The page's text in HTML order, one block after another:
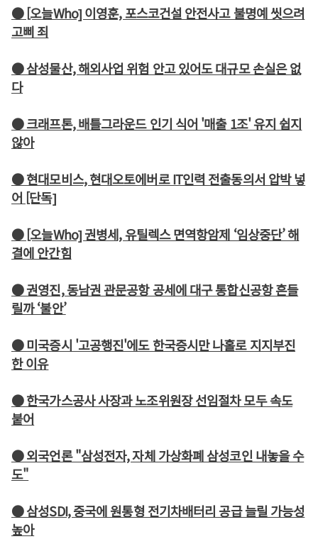
● [오늘Who] 이영훈, 포스코건설 안전사고 불명예 씻으려
고삐 죄
● 삼성물산, 해외사업 위험 안고 있어도 대규모 손실은 없
다
● 크래프톤, 배틀그라운드 인기 식어 '매출 1조' 유지 쉽지
않아
● 현대모비스, 현대오토에버로 IT인력 전출동의서 압박 넣
어 [단독]
● [오늘Who] 권병세, 유틸렉스 면역항암제 ‘임상중단’ 해
결에 안간힘
● 권영진, 동남권 관문공항 공세에 대구 통합신공항 흔들
릴까 ‘불안’
● 미국증시 '고공행진'에도 한국증시만 나홀로 지지부진
한 이유
● 한국가스공사 사장과 노조위원장 선임절차 모두 속도
붙어
● 외국언론 "삼성전자, 자체 가상화폐 삼성코인 내놓을 수
도"
● 삼성SDI, 중국에 원통형 전기차배터리 공급 늘릴 가능성
높아